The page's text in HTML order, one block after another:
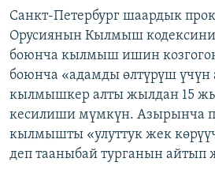
Санкт-Петербург шаардык
Орусиянын Кылмыш
боюнча кылмыш ишин
боюнча «адамды өлтүрүш үчүн
кылмышкер алты жылдан 15
кесилиши мүмкүн. Азырынча
кылмышты «улуттук жек
деп тааныбай турганын айтып